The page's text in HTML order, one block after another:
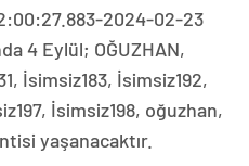
2024-02-23
4 Eylül; OĞUZHAN,
İsimsiz183, İsimsiz192,
İsimsiz198, oğuzhan,
yaşanacaktır.